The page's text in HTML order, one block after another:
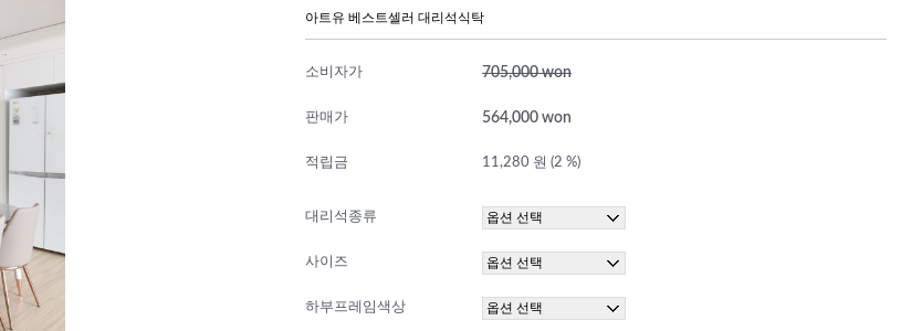
아트유 베스트셀러 대리석식탁
소비자가 705,000 won
판매가 564,000 won
적립금 11,280 원 (2 %)
대리석종류
사이즈
하부프레임색상